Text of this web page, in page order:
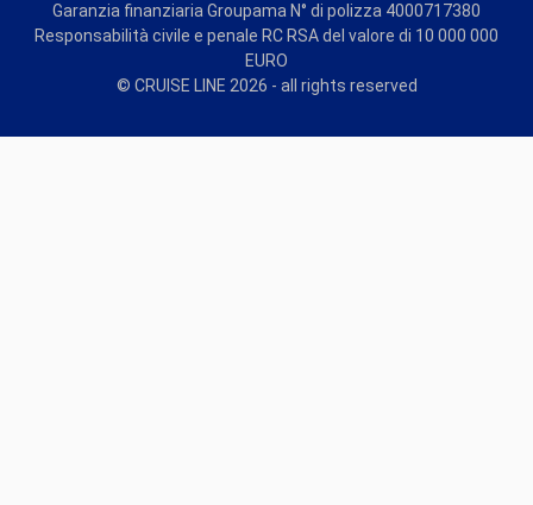
Garanzia finanziaria Groupama N° di polizza 4000717380
Responsabilità civile e penale RC RSA del valore di 10 000 000
EURO
© CRUISE LINE 2026 - all rights reserved